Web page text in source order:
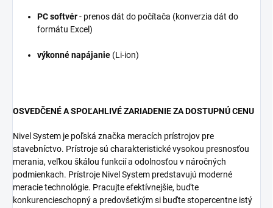
PC softvér- prenos dát do počítača (konverzia dát do
formátu Excel)
výkonné napájanie (Li-ion)
OSVEDČENÉ A SPOĽAHLIVÉ ZARIADENIE ZA DOSTUPNÚ CENU
Nivel System je poľská značka meracích prístrojov pre
stavebníctvo. Prístroje sú charakteristické vysokou presnosťou
merania, veľkou škálou funkcií a odolnosťou v náročných
podmienkach. Prístroje Nivel System predstavujú moderné
meracie technológie. Pracujte efektívnejšie, buďte
konkurencieschopný a predovšetkým si buďte stopercentne istý